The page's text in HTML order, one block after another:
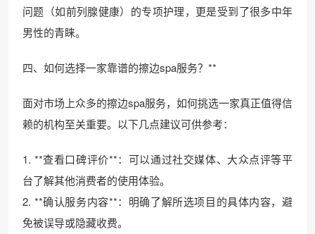
问题（如前列腺健康）的专项护理，更是受到了很多中年
男性的青睐。
四、如何选择一家靠谱的擦边spa服务？**
面对市场上众多的擦边spa服务，如何挑选一家真正值得信
赖的机构至关重要。以下几点建议可供参考：
1. **查看口碑评价**：可以通过社交媒体、大众点评等平
台了解其他消费者的使用体验。
2. **确认服务内容**：明确了解所选项目的具体内容，避
免被误导或隐藏收费。